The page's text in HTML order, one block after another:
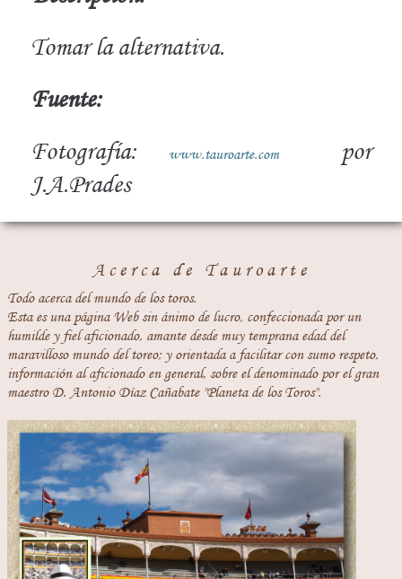
Tomar la alternativa.
Fuente:
Fotografía:
www.tauroarte.com
por
J.A.Prades
Acerca de Tauroarte
Todo acerca del mundo de los toros.
Esta es una página Web sin ánimo de lucro, confeccionada por un
humilde y fiel aficionado, amante desde muy temprana edad del
maravilloso mundo del toreo; y orientada a facilitar con sumo respeto,
información al aficionado en general, sobre el denominado por el gran
maestro D. Antonio Díaz Cañabate "Planeta de los Toros".